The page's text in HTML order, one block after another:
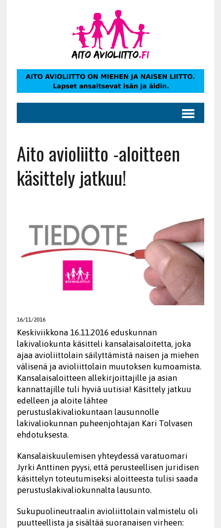
Aito avioliitto -aloitteen
käsittely jatkuu!
16/11/2016
Keskiviikkona 16.11.2016 eduskunnan
lakivaliokunta käsitteli kansalaisaloitetta, joka
ajaa avioliittolain säilyttämistä naisen ja miehen
välisenä ja avioliittolain muutoksen kumoamista.
Kansalaisaloitteen allekirjoittajille ja asian
kannattajille tuli hyviä uutisia! Käsittely jatkuu
edelleen ja aloite lähtee
perustuslakivaliokuntaan lausunnolle
lakivaliokunnan puheenjohtajan Kari Tolvasen
ehdotuksesta.
Kansalaiskuulemisen yhteydessä varatuomari
Jyrki Anttinen pyysi, että perusteellisen juridisen
käsittelyn toteutumiseksi aloitteesta tulisi saada
perustuslakivaliokunnalta lausunto.
Sukupuolineutraalin avioliittolain valmistelu oli
puutteellista ja sisältää suoranaisen virheen: